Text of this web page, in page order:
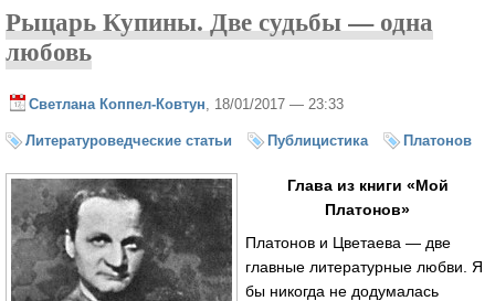
Рыцарь Купины. Две судьбы — одна
любовь
Светлана Коппел-Ковтун , 18/01/2017 — 23:33
Литературоведческие статьи Публицистика Платонов
Глава из книги «Мой
Платонов»
Платонов и Цветаева — две
главные литературные любви. Я
бы никогда не додумалась